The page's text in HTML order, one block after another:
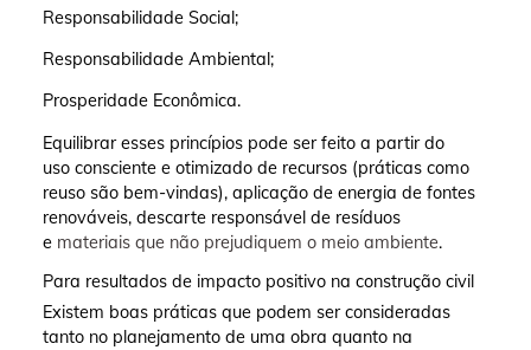
Responsabilidade Social;
Responsabilidade Ambiental;
Prosperidade Econômica.
Equilibrar esses princípios pode ser feito a partir do
uso consciente e otimizado de recursos (práticas como
reuso são bem-vindas), aplicação de energia de fontes
renováveis, descarte responsável de resíduos
e materiais que não prejudiquem o meio ambiente.
Para resultados de impacto positivo na construção civil
Existem boas práticas que podem ser consideradas
tanto no planejamento de uma obra quanto na